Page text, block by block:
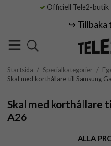
Officiell Tele2-butik
↪️ Tillbaka
Startsida / Specialkategorier /
Skal med korthållare till Samsung
Skal med korthållare
A26
ALLA